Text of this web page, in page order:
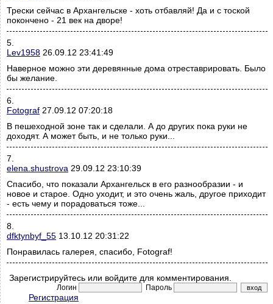
Трески сейчас в Архангельске - хоть отбавляй! Да и с тоской
покончено - 21 век на дворе!
5.
Lev1958 26.09.12 23:41:49
Наверное можно эти деревянные дома отреставрировать. Было
бы желание.
6.
Fotograf 27.09.12 07:20:18
В пешеходной зоне так и сделали. А до других пока руки не
доходят. А может быть, и не только руки...
7.
elena.shustrova 29.09.12 23:10:39
Спасибо, что показали Архангельск в его разнообразии - и
новое и старое. Одно уходит, и это очень жаль, другое приходит
- есть чему и порадоваться тоже...
8.
dfktynbyf_55 13.10.12 20:31:22
Понравилась галерея, спасибо, Fotograf!
Зарегистрируйтесь или войдите для комментирования.
Логин Пароль
Регистрация